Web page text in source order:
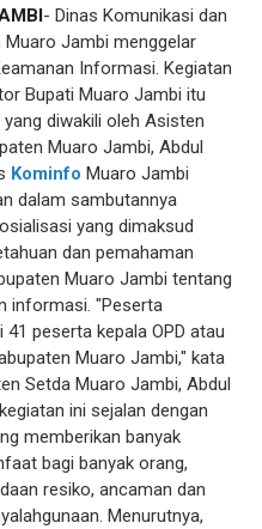
- Dinas Komunikasi dan
Muaro Jambi menggelar
Informasi. Kegiatan
Bupati Muaro Jambi itu
diwakili oleh Asisten
Muaro Jambi, Abdul
Kominfo Muaro Jambi
dalam sambutannya
yang dimaksud
dan pemahaman
Muaro Jambi tentang
informasi. "Peserta
peserta kepala OPD atau
Muaro Jambi," kata
Setda Muaro Jambi, Abdul
ini sejalan dengan
memberikan banyak
bagi banyak orang,
resiko, ancaman dan
Menurutnya,